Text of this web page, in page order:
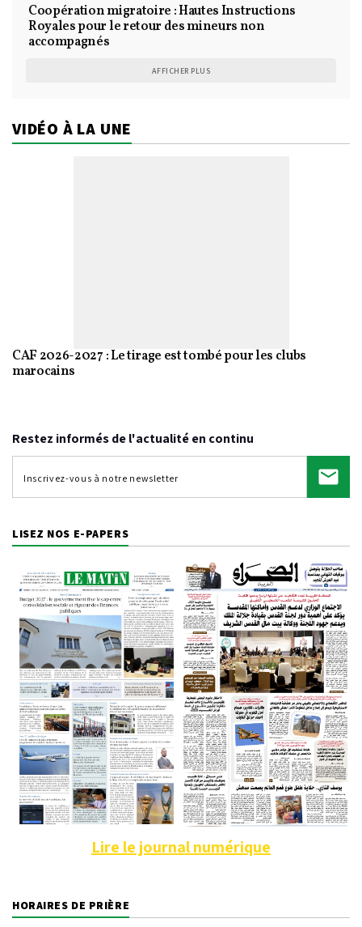
Coopération migratoire : Hautes Instructions
Royales pour le retour des mineurs non
accompagnés
AFFICHER PLUS
VIDÉO À LA UNE
CAF 2026-2027 : Le tirage est tombé pour les clubs
marocains
Restez informés de l'actualité en continu
LISEZ NOS E-PAPERS
Lire le journal numérique
HORAIRES DE PRIÈRE